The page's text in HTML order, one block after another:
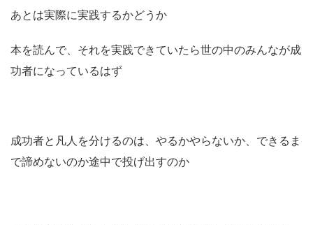
あとは実際に実践するかどうか
本を読んで、それを実践できていたら世の中のみんなが成
功者になっているはず
成功者と凡人を分けるのは、やるかやらないか、できるま
で諦めないのか途中で投げ出すのか